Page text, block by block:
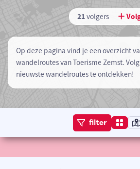
21volgers
Op deze pagina vind je een overzicht
wandelroutes van Toerisme Zemst.
nieuwste wandelroutes te ontdekken!
filter